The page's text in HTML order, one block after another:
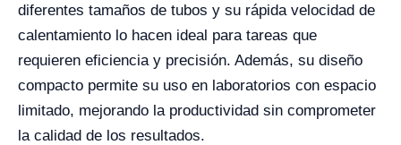
diferentes tamaños de tubos y su rápida velocidad de
calentamiento lo hacen ideal para tareas que
requieren eficiencia y precisión. Además, su diseño
compacto permite su uso en laboratorios con espacio
limitado, mejorando la productividad sin comprometer
la calidad de los resultados.